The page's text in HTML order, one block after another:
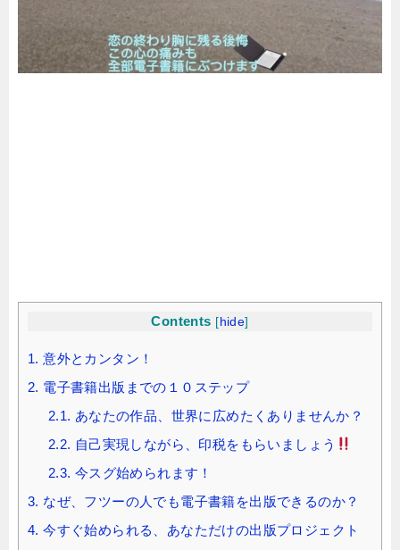
Contents [ hide]
1. 意外とカンタン！
2. 電子書籍出版までの１０ステップ
2.1. あなたの作品、世界に広めたくありませんか？
2.2. 自己実現しながら、印税をもらいましょう
2.3. 今スグ始められます！
3. なぜ、フツーの人でも電子書籍を出版できるのか？
4. 今すぐ始められる、あなただけの出版プロジェクト